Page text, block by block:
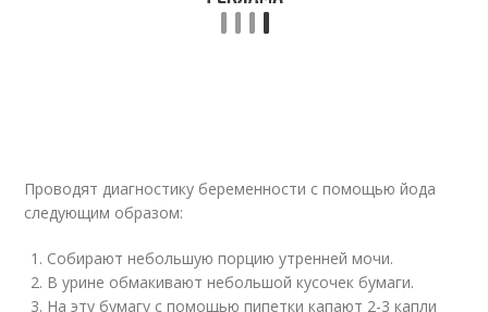
Проводят диагностику беременности с помощью йода
следующим образом:
Собирают небольшую порцию утренней мочи.
В урине обмакивают небольшой кусочек бумаги.
На эту бумагу с помощью пипетки капают 2-3 капли